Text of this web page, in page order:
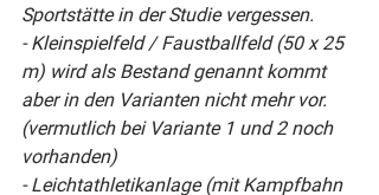
Sportstätte in der Studie vergessen.
- Kleinspielfeld / Faustballfeld (50 x 25
m) wird als Bestand genannt kommt
aber in den Varianten nicht mehr vor.
(vermutlich bei Variante 1 und 2 noch
vorhanden)
- Leichtathletikanlage (mit Kampfbahn